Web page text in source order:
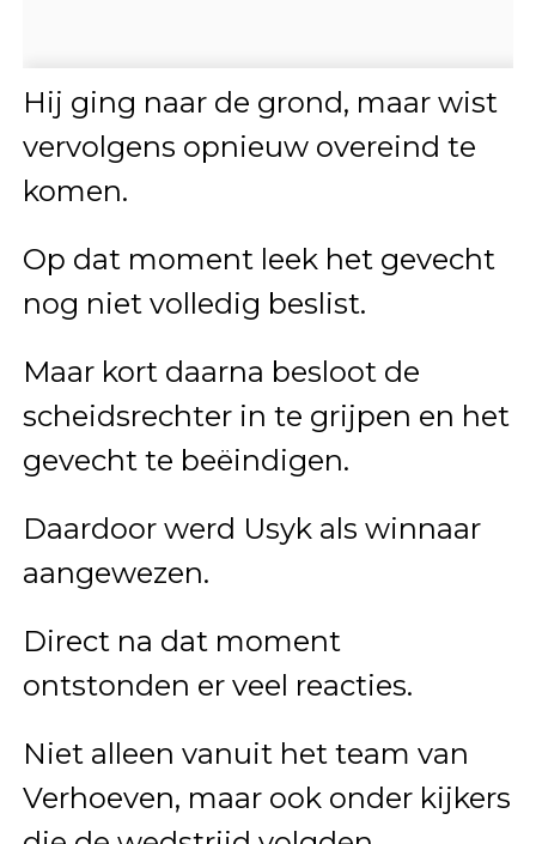
Hij ging naar de grond, maar wist
vervolgens opnieuw overeind te
komen.
Op dat moment leek het gevecht
nog niet volledig beslist.
Maar kort daarna besloot de
scheidsrechter in te grijpen en het
gevecht te beëindigen.
Daardoor werd Usyk als winnaar
aangewezen.
Direct na dat moment
ontstonden er veel reacties.
Niet alleen vanuit het team van
Verhoeven, maar ook onder kijkers